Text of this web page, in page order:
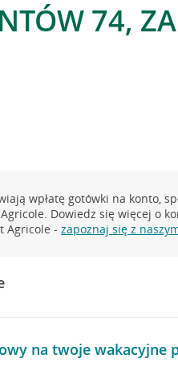
74,
wpłatę gotówki na konto,
Dowiedz się więcej o
Agricole -zapoznaj się z
na twoje wakacyjne